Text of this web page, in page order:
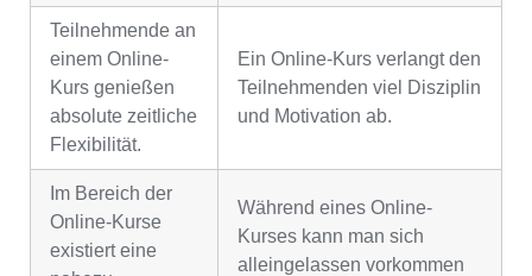
Teilnehmende an
einem Online-
Kurs genießen
absolute zeitliche
Flexibilität.
Ein Online-Kurs verlangt den
Teilnehmenden viel Disziplin
und Motivation ab.
Im Bereich der
Online-Kurse
existiert eine
Während eines Online-
Kurses kann man sich
alleingelassen vorkommen